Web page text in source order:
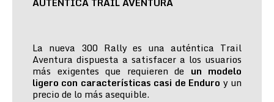
La nueva 300 Rally es una auténtica Trail
Aventura dispuesta a satisfacer a los usuarios
más exigentes que requieren de un modelo
ligero con características casi de Enduro y un
precio de lo más asequible.